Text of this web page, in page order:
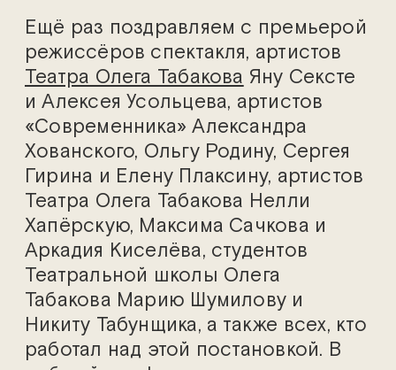
Ещё раз поздравляем с премьерой
режиссёров спектакля, артистов
Театра Олега Табакова Яну Сексте
и Алексея Усольцева, артистов
«Современника» Александра
Хованского, Ольгу Родину, Сергея
Гирина и Елену Плаксину, артистов
Театра Олега Табакова Нелли
Хапёрскую, Максима Сачкова и
Аркадия Киселёва, студентов
Театральной школы Олега
Табакова Марию Шумилову и
Никиту Табунщика, а также всех, кто
работал над этой постановкой. В